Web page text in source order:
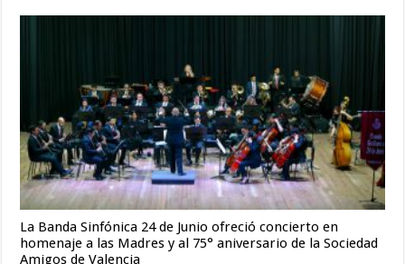
desi
3gp
La Banda Sinfónica 24 de Junio ofreció concierto en
homenaje a las Madres y al 75° aniversario de la Sociedad
Amigos de Valencia